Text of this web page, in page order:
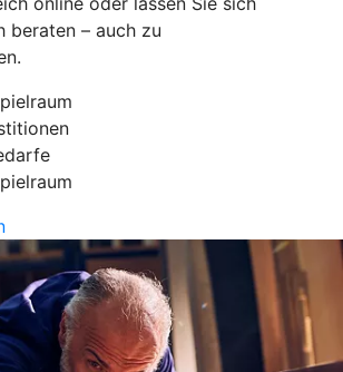
beraten – auch zu